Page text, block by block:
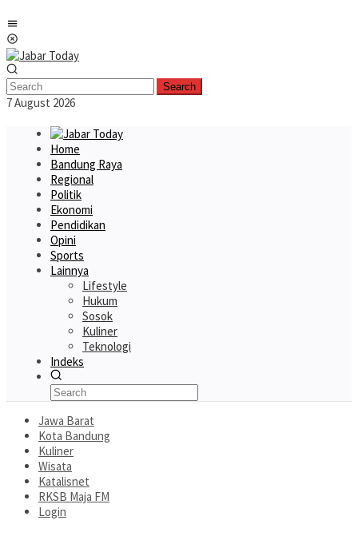
to
content
Search
7 August 2026
Home
Bandung Raya
Regional
Politik
Ekonomi
Pendidikan
Opini
Sports
Lainnya
Lifestyle
Hukum
Sosok
Kuliner
Teknologi
Indeks
Jawa Barat
Kota Bandung
Kuliner
Wisata
Katalisnet
RKSB Maja FM
Login